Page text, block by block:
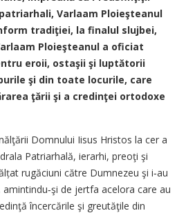
Varlaam Ploieşteanul
tradiţiei, la finalul slujbei,
Ploieşteanul a oficiat
eroii, ostaşii şi luptătorii
şi din toate locurile, care
ţării şi a credinţei ortodoxe
Domnului Iisus Hristos la cer a
Patriarhală, ierarhi, preoţi şi
rugăciuni către Dumnezeu şi i‑au
de jertfa acelora care au
încercările şi greutăţile din